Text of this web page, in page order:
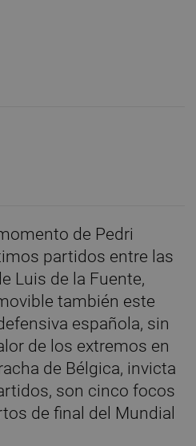
de Pedri
partidos entre las
Luis de la Fuente,
también este
española, sin
de los extremos en
de Bélgica, invicta
son cinco focos
de final del Mundial